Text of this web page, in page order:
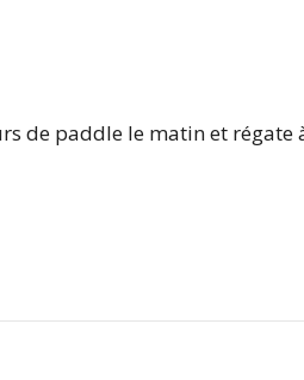
de paddle le matin et régate